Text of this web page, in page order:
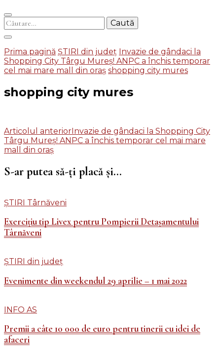
Caută
după:
Prima pagină ȘTIRI din județ Invazie de gândaci la
Shopping City Târgu Mureș! ANPC a închis temporar
cel mai mare mall din oraș shopping city mures
shopping city mures
Navigare
în
Articolul anteriorInvazie de gândaci la Shopping City
Târgu Mureș! ANPC a închis temporar cel mai mare
mall din oraș
S-ar putea să-ți placă și...
ȘTIRI Târnăveni
Exercițiu tip Livex pentru Pompierii Detașamentului
Târnăveni
ȘTIRI din județ
Evenimente din weekendul 29 aprilie – 1 mai 2022
INFO AS
Premii a câte 10 000 de euro pentru tinerii cu idei de
afaceri